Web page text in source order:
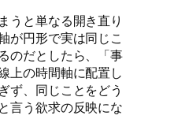
うと単なる開き直り
が円形で実は同じこ
のだとしたら、「事
上の時間軸に配置し
ず、同じことをどう
言う欲求の反映にな